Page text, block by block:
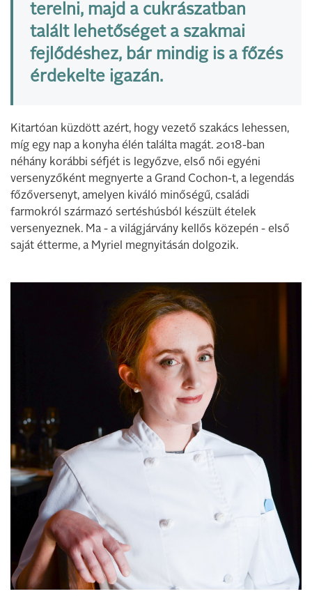
terelni, majd a cukrászatban
talált lehetőséget a szakmai
fejlődéshez, bár mindig is a főzés
érdekelte igazán.
Kitartóan küzdött azért, hogy vezető szakács lehessen,
míg egy nap a konyha élén találta magát. 2018-ban
néhány korábbi séfjét is legyőzve, első női egyéni
versenyzőként megnyerte a Grand Cochon-t, a legendás
főzőversenyt, amelyen kiváló minőségű, családi
farmokról származó sertéshúsból készült ételek
versenyeznek. Ma - a világjárvány kellős közepén - első
saját étterme, a Myriel megnyitásán dolgozik.